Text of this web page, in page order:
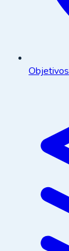
Objetivos